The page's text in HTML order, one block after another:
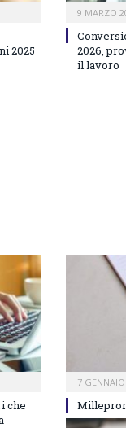
2025
9 MARZO
2026,
il lavoro
che
7